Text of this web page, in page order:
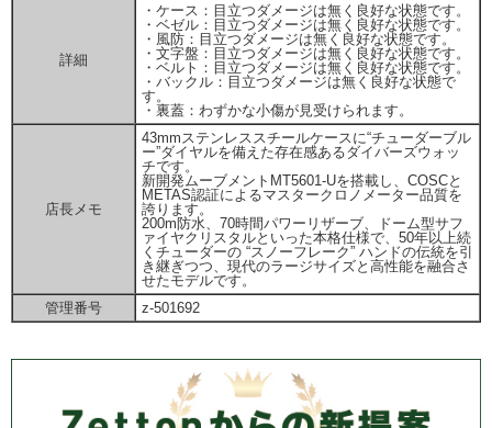
詳細
・ケース：目立つダメージは無く良好な状態です。
・ベゼル：目立つダメージは無く良好な状態です。
・風防：目立つダメージは無く良好な状態です。
・文字盤：目立つダメージは無く良好な状態です。
・ベルト：目立つダメージは無く良好な状態です。
・バックル：目立つダメージは無く良好な状態で
す。
・裏蓋：わずかな小傷が見受けられます。
店長メモ
43mmステンレススチールケースに“チューダーブル
ー”ダイヤルを備えた存在感あるダイバーズウォッ
チです。
新開発ムーブメントMT5601-Uを搭載し、COSCと
METAS認証によるマスタークロノメーター品質を
誇ります。
200m防水、70時間パワーリザーブ、ドーム型サフ
ァイヤクリスタルといった本格仕様で、50年以上続
くチューダーの “スノーフレーク” ハンドの伝統を引
き継ぎつつ、現代のラージサイズと高性能を融合さ
せたモデルです。
管理番号
z-501692